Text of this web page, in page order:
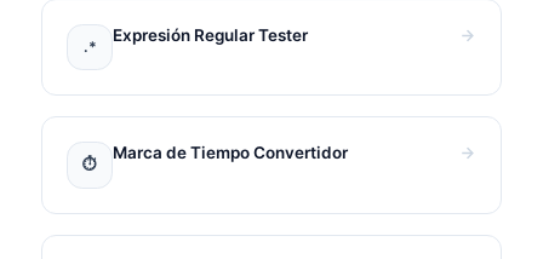
.*
Expresión Regular Tester
⏱
Marca de Tiempo Convertidor